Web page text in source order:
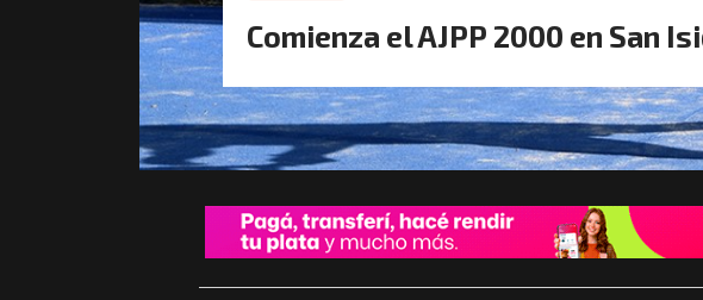
Comienza el AJPP 2000 en San